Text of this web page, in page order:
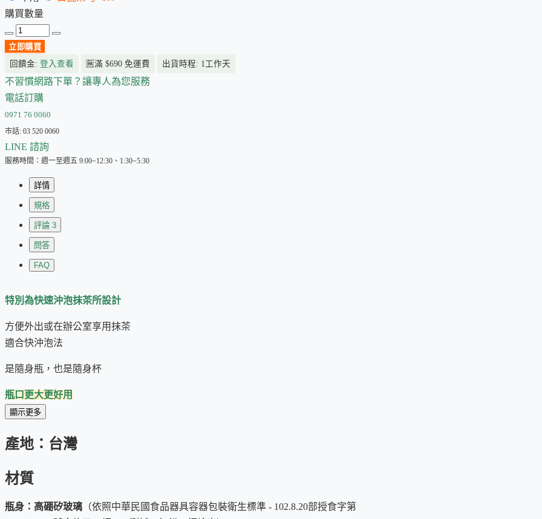
購買數量
立即購買
回饋金: 登入查看 🈚滿 $690 免運費 出貨時程: 1工作天
不習慣網路下單？讓專人為您服務
電話訂購
0971 76 0060
市話: 03 520 0060
LINE 諮詢
服務時間：週一至週五 9:00~12:30、1:30~5:30
詳情
規格
評論 3
問答
FAQ
特別為快速沖泡抹茶所設計
方便外出或在辦公室享用抹茶
適合快沖泡法
是隨身瓶，也是隨身杯
瓶口更大更好用
搭配專用茶篩，抹茶粉過篩更輕鬆
這兩個是第二代玻璃快沖隨身瓶新增的特色，瓶口內徑由 30mm 擴大成 45mm，使用一般茶匙
面的示範影片。
顯示更多
產地：台灣
材質
瓶身：高硼矽玻璃 （依照中華民國食品器具容器包裝衛生標準 - 102.8.20部授食字第